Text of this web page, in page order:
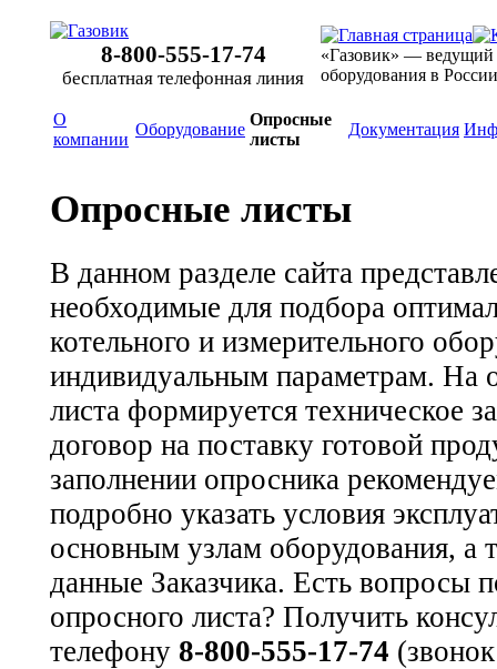
8-800-555-17-74
бесплатная телефонная линия
«Газовик» — ведущий
оборудования в России
О
компании
Оборудование
Опросные
листы
Документация
Опросные листы
В данном разделе сайта
необходимые для подбора
котельного и измерительного
индивидуальным параметрам. На
листа формируется техническое
договор на поставку готовой
заполнении опросника
подробно указать условия
основным узлам оборудования, а
данные Заказчика. Есть вопросы
опросного листа? Получить
телефону 8-800-555-17-74